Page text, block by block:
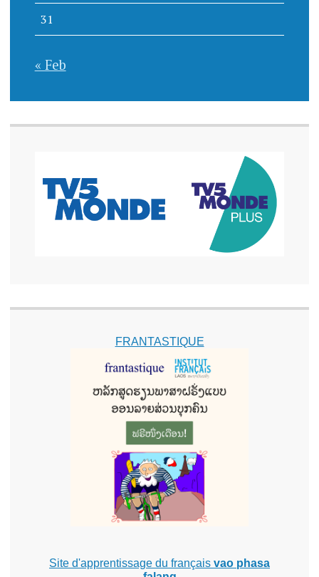
31
« Feb
FRANTASTIQUE
Site d'apprentissage du français vao phasa